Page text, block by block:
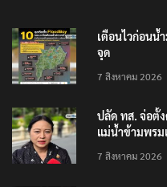
เตือนไวก่อนน้
จุด
7 สิงหาคม 2026
ปลัด ทส. จ่อตั้
แม่น้ำข้ามพรม
7 สิงหาคม 2026